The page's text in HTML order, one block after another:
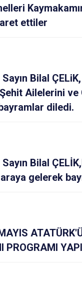
ettiler
Sayın Bilal
Ailelerini
diledi.
Sayın Bilal
gelerek
PROGRAMI